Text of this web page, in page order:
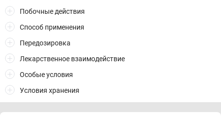
Побочные действия
Способ применения
Передозировка
Лекарственное взаимодействие
Особые условия
Условия хранения